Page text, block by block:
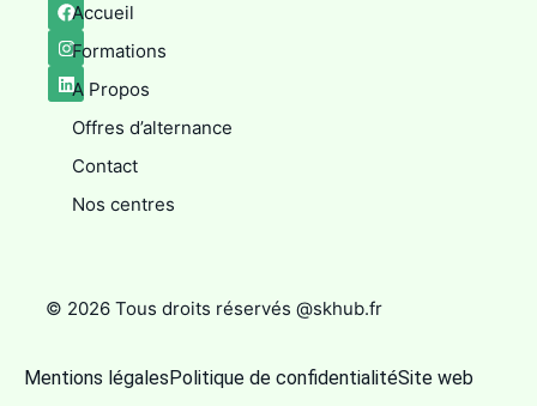
Accueil
Formations
A Propos
Offres d’alternance
Contact
Nos centres
© 2026 Tous droits réservés @skhub.fr
Mentions légalesPolitique de confidentialitéSite web